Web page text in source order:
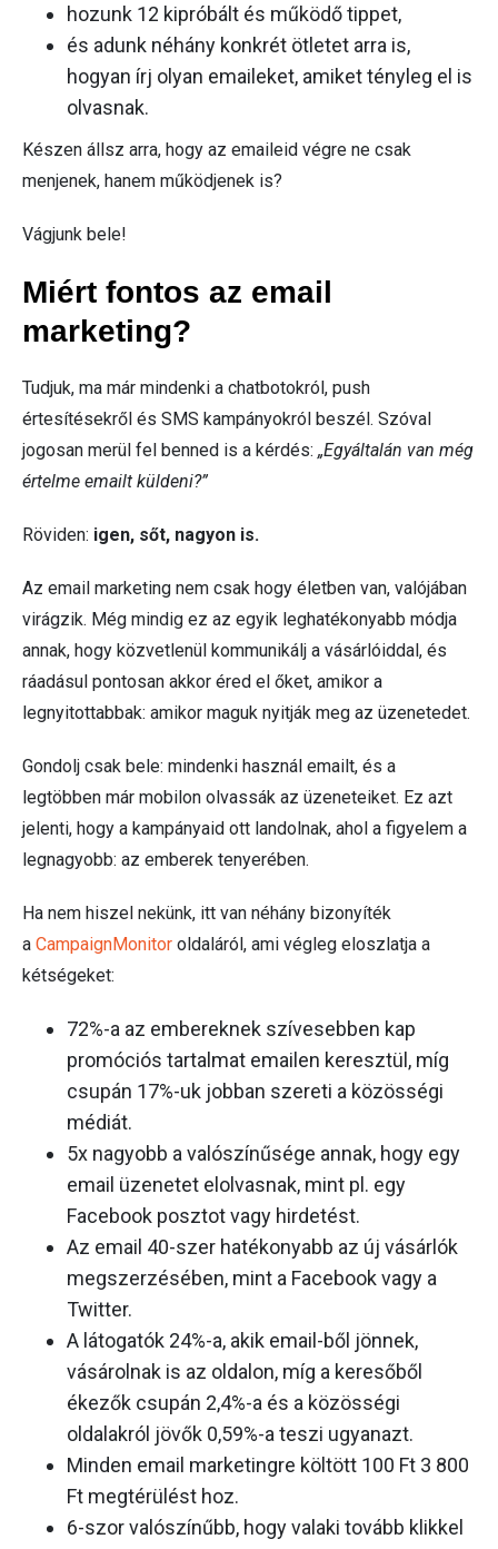
hozunk 12 kipróbált és működő tippet,
és adunk néhány konkrét ötletet arra is,
hogyan írj olyan emaileket, amiket tényleg el is
olvasnak.
Készen állsz arra, hogy az emaileid végre ne csak
menjenek, hanem működjenek is?
Vágjunk bele!
Miért fontos az email
marketing?
Tudjuk, ma már mindenki a chatbotokról, push
értesítésekről és SMS kampányokról beszél. Szóval
jogosan merül fel benned is a kérdés: „Egyáltalán van még
értelme emailt küldeni?”
Röviden: igen, sőt, nagyon is.
Az email marketing nem csak hogy életben van, valójában
virágzik. Még mindig ez az egyik leghatékonyabb módja
annak, hogy közvetlenül kommunikálj a vásárlóiddal, és
ráadásul pontosan akkor éred el őket, amikor a
legnyitottabbak: amikor maguk nyitják meg az üzenetedet.
Gondolj csak bele: mindenki használ emailt, és a
legtöbben már mobilon olvassák az üzeneteiket. Ez azt
jelenti, hogy a kampányaid ott landolnak, ahol a figyelem a
legnagyobb: az emberek tenyerében.
Ha nem hiszel nekünk, itt van néhány bizonyíték
a CampaignMonitor oldaláról, ami végleg eloszlatja a
kétségeket:
72%-a az embereknek szívesebben kap
promóciós tartalmat emailen keresztül, míg
csupán 17%-uk jobban szereti a közösségi
médiát.
5x nagyobb a valószínűsége annak, hogy egy
email üzenetet elolvasnak, mint pl. egy
Facebook posztot vagy hirdetést.
Az email 40-szer hatékonyabb az új vásárlók
megszerzésében, mint a Facebook vagy a
Twitter.
A látogatók 24%-a, akik email-ből jönnek,
vásárolnak is az oldalon, míg a keresőből
ékezők csupán 2,4%-a és a közösségi
oldalakról jövők 0,59%-a teszi ugyanazt.
Minden email marketingre költött 100 Ft 3 800
Ft megtérülést hoz.
6-szor valószínűbb, hogy valaki tovább klikkel